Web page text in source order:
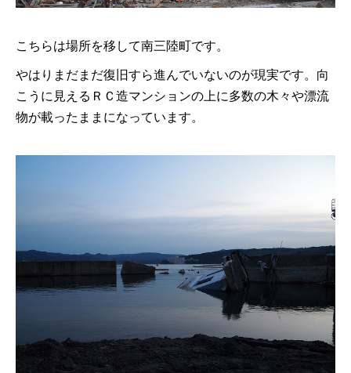
こちらは場所を移して南三陸町です。
やはりまだまだ復旧すら進んでいないのが現実です。向
こうに見えるＲＣ造マンションの上に多数の木々や漂流
物が載ったままになっています。